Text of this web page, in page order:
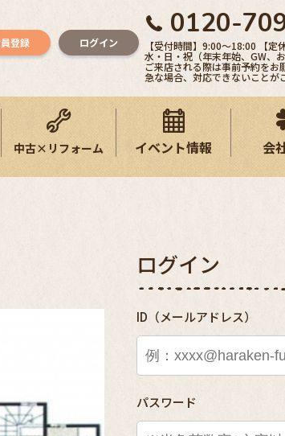
登録 ログイン
0120-
【受付時間】9:00〜18:00 【定
水・日・祝（年末年始、GW、
ご来店される際は事前予約をお
急な場合、対応できないことが
中古×リフォーム イベント情報 会
ログイン
ID（メールアドレス）
パスワード